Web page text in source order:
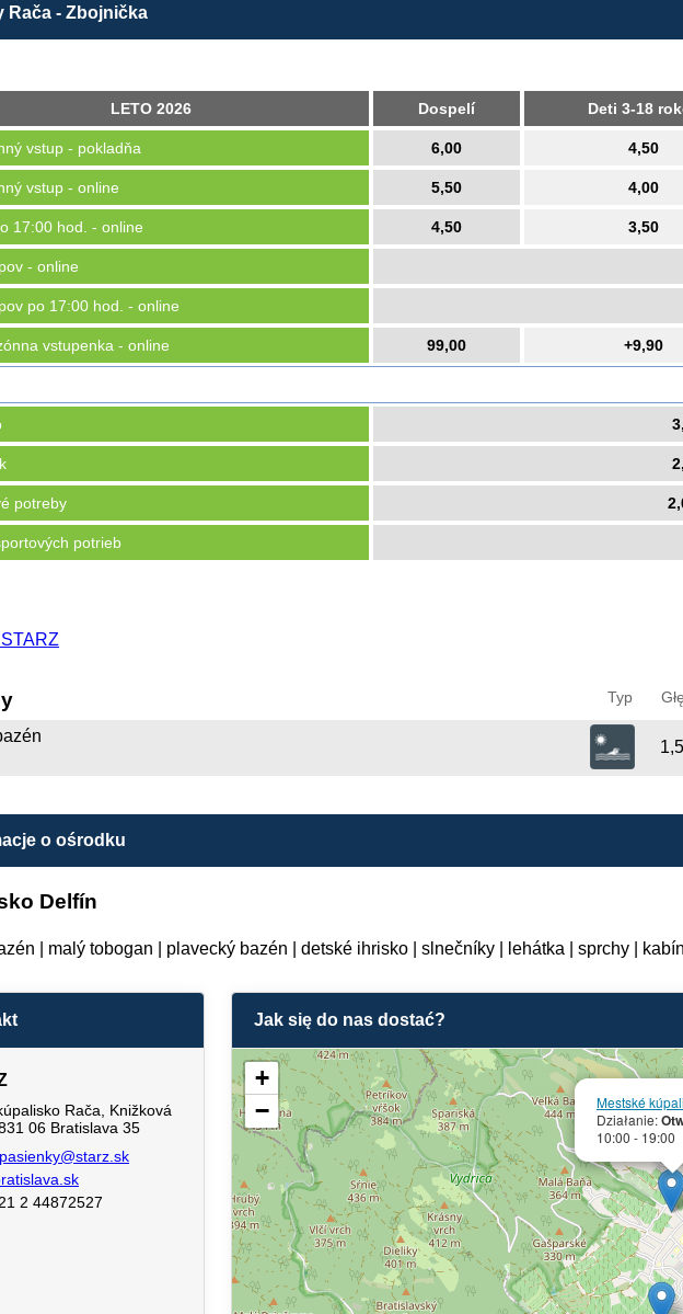
Rača - Zbojnička
LETO 2026 Dospelí Deti 3-18
vstup - pokladňa 6,00 4,50
vstup - online 5,50 4,00
17:00 hod. - online 4,50 3,50
- online
po 17:00 hod. - online
vstupenka - online 99,00 +9,90
potreby
potrieb
Typ
o ośrodku
Delfín
| malý tobogan | plavecký bazén | detské ihrisko | slnečníky | lehátka | sprchy |
Rača, Knižková
06 Bratislava 35
pasienky@starz.sk
2 44872527
Jak się do nas dostać?
Mestské
Działanie:
10:00 - 19:00
+
−